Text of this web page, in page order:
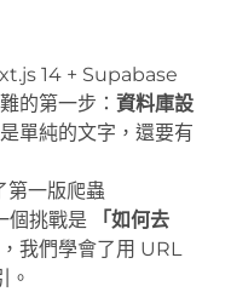
14 + Supabase
的第一步： 資料庫設
單純的文字，還要有
第一版爬蟲
個挑戰是
「如何去
我們學會了用 URL
。